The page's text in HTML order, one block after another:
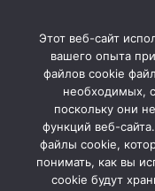
Улица
Этот веб-сайт
вашего опыта
файлов cookie
необходимых,
поскольку они
функций веб-
файлы cookie,
понимать, как вы
cookie будут